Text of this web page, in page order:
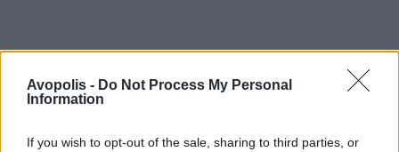
Avopolis - Do Not Process My Personal
Information
If you wish to opt-out of the sale, sharing to third parties, or